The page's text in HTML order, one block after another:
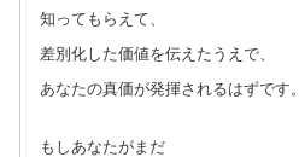
知ってもらえて、
差別化した価値を伝えたうえで、
あなたの真価が発揮されるはずです。
もしあなたがまだ